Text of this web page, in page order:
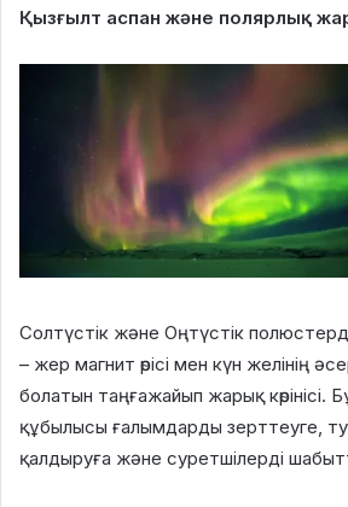
Қызғылт аспан және полярлық
Солтүстік және Оңтүстік
– жер магнит өрісі мен күн желінің
болатын таңғажайып жарық көрінісі.
құбылысы ғалымдарды зерттеуге,
қалдыруға және суретшілерді